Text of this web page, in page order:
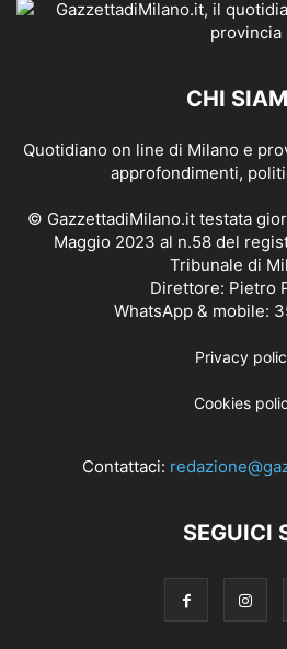
CHI
Quotidiano on line di Milano e
approfondimenti,
© GazzettadiMilano.it testata
Maggio 2023 al n.58 del
Tribunale di
Direttore: Pietro
WhatsApp & mobile:
Privacy
Cookies
Contattaci:
SEGUICI